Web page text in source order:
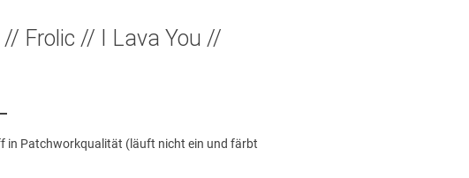
Frolic // I Lava You //
in Patchworkqualität (läuft nicht ein und färbt